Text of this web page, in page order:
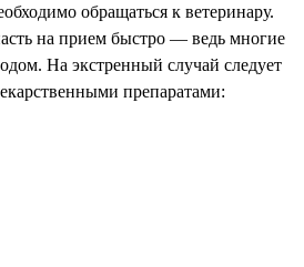
обращаться к ветеринару.
на прием быстро — ведь многие
На экстренный случай следует
препаратами: